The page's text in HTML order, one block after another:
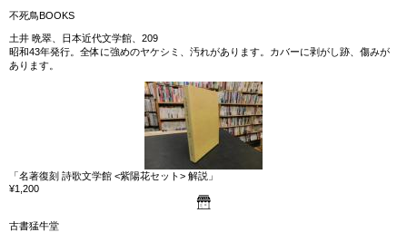
不死鳥BOOKS
土井 晩翠、日本近代文学館、209
昭和43年発行。全体に強めのヤケシミ、汚れがあります。カバーに剥がし跡、傷みが
あります。
「名著復刻 詩歌文学館 <紫陽花セット> 解説」
¥1,200
古書猛牛堂